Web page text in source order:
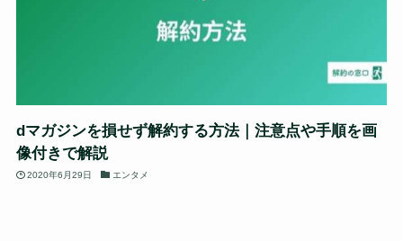
dマガジンを損せず解約する方法｜注意点や手順を画
像付きで解説
2020年6月29日 エンタメ